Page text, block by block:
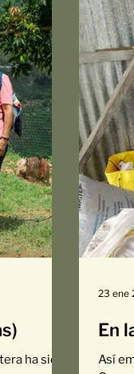
ha sido
En
Así
23 ene